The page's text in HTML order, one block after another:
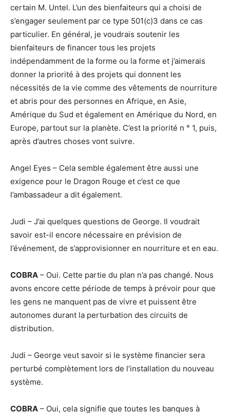
certain M. Untel. L’un des bienfaiteurs qui a choisi de
s’engager seulement par ce type 501(c)3 dans ce cas
particulier. En général, je voudrais soutenir les
bienfaiteurs de financer tous les projets
indépendamment de la forme ou la forme et j’aimerais
donner la priorité à des projets qui donnent les
nécessités de la vie comme des vêtements de nourriture
et abris pour des personnes en Afrique, en Asie,
Amérique du Sud et également en Amérique du Nord, en
Europe, partout sur la planète. C’est la priorité n ° 1, puis,
après d’autres choses vont suivre.
Angel Eyes – Cela semble également être aussi une
exigence pour le Dragon Rouge et c’est ce que
l’ambassadeur a dit également.
Judi – J’ai quelques questions de George. Il voudrait
savoir est-il encore nécessaire en prévision de
l’événement, de s’approvisionner en nourriture et en eau.
COBRA – Oui. Cette partie du plan n’a pas changé. Nous
avons encore cette période de temps à prévoir pour que
les gens ne manquent pas de vivre et puissent être
autonomes durant la perturbation des circuits de
distribution.
Judi – George veut savoir si le système financier sera
perturbé complètement lors de l’installation du nouveau
système.
COBRA – Oui, cela signifie que toutes les banques à